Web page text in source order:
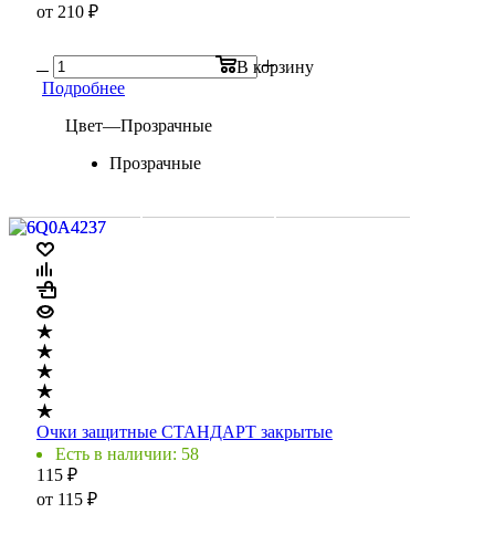
от 210 ₽
В корзину
Подробнее
Цвет—Прозрачные
Прозрачные
Очки защитные СТАНДАРТ закрытые
Есть в наличии: 58
115 ₽
от 115 ₽